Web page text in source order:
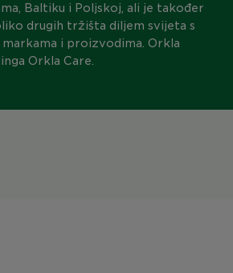
Baltiku i Poljskoj, ali je također
drugih tržišta diljem svijeta s
i proizvodima. Orkla
Orkla Care.